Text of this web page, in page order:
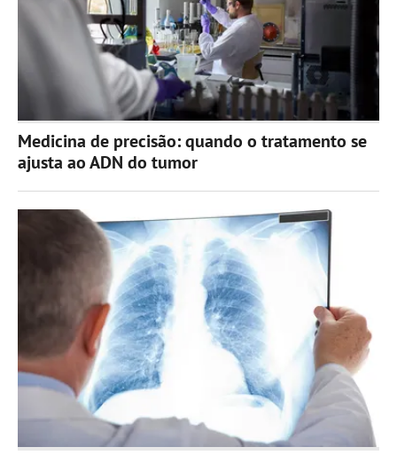
Medicina de precisão: quando o tratamento se
ajusta ao ADN do tumor